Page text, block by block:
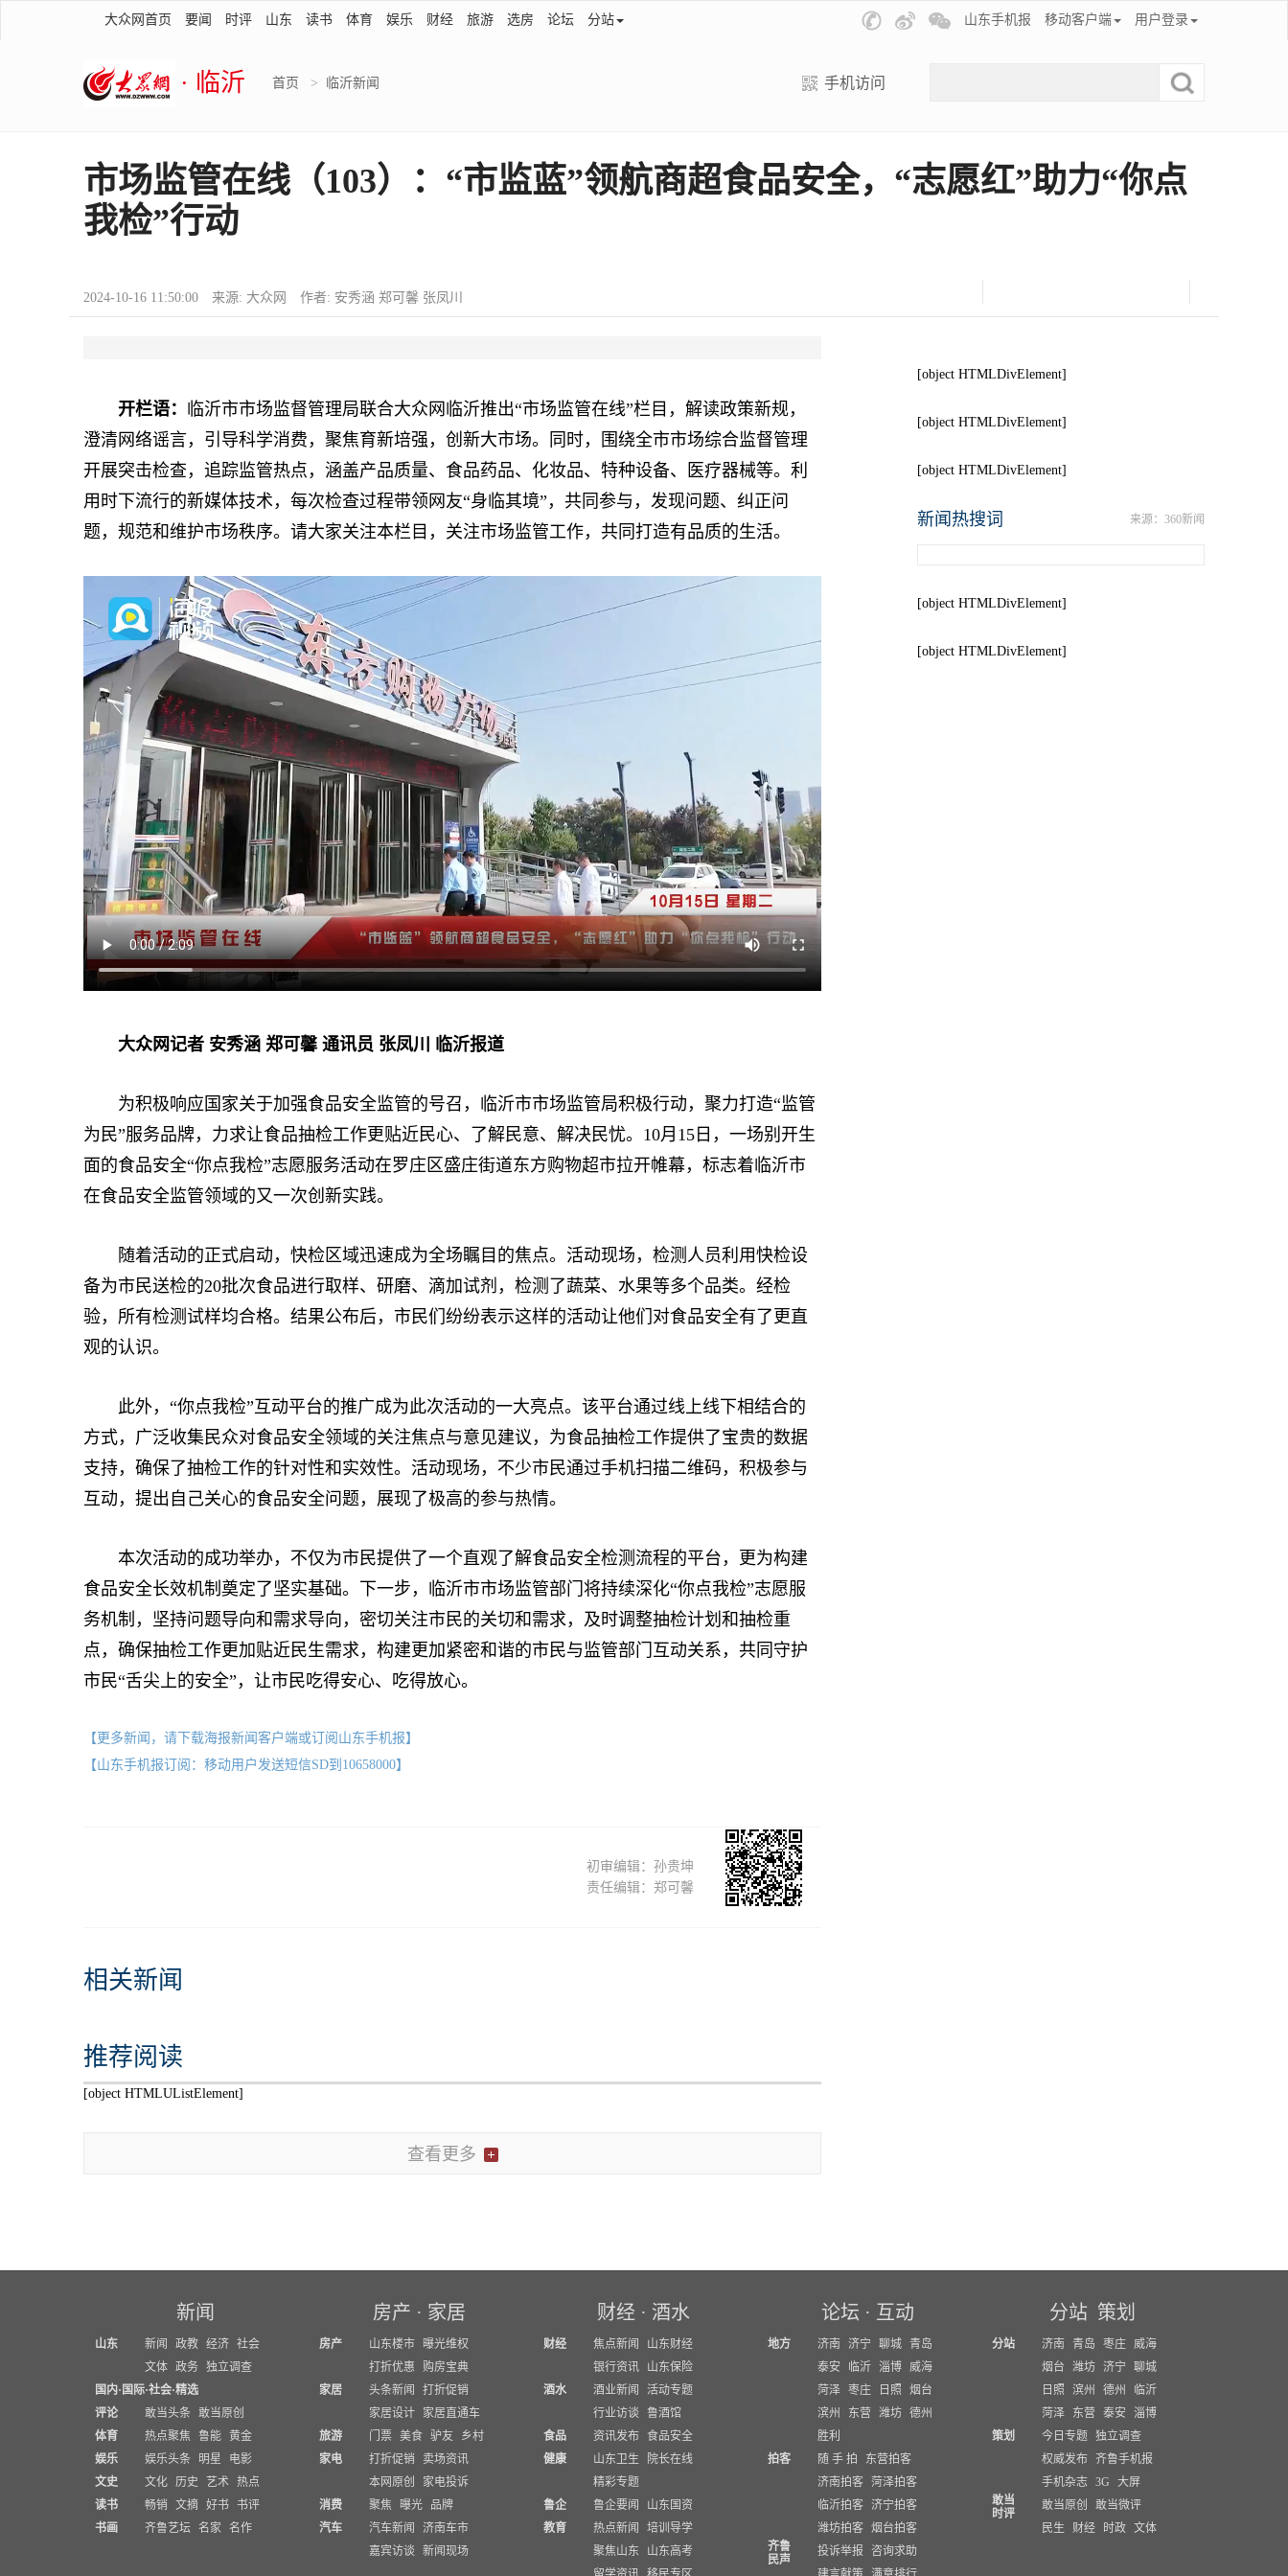
大众网首页 要闻 时评 山东 读书 体育 娱乐 财经 旅游 选房 论坛 分站 山东手机报 移动客户端 用户登录
· 临沂 首页 > 临沂新闻 手机访问
市场监管在线（103）：“市监蓝”领航商超食品安全，“志愿红”助力“你点
我检”行动
2024-10-16 11:50:00 来源: 大众网 作者: 安秀涵 郑可馨 张凤川
开栏语： 临沂市市场监督管理局联合大众网临沂推出“市场监管在线”栏目，解读政策新规，
澄清网络谣言，引导科学消费，聚焦育新培强，创新大市场。同时，围绕全市市场综合监督管理
开展突击检查，追踪监管热点，涵盖产品质量、食品药品、化妆品、特种设备、医疗器械等。利
用时下流行的新媒体技术，每次检查过程带领网友“身临其境”，共同参与，发现问题、纠正问
题，规范和维护市场秩序。请大家关注本栏目，关注市场监管工作，共同打造有品质的生活。
大众网记者 安秀涵 郑可馨 通讯员 张凤川 临沂报道
为积极响应国家关于加强食品安全监管的号召，临沂市市场监管局积极行动，聚力打造“监管
为民”服务品牌，力求让食品抽检工作更贴近民心、了解民意、解决民忧。10月15日，一场别开生
面的食品安全“你点我检”志愿服务活动在罗庄区盛庄街道东方购物超市拉开帷幕，标志着临沂市
在食品安全监管领域的又一次创新实践。
随着活动的正式启动，快检区域迅速成为全场瞩目的焦点。活动现场，检测人员利用快检设
备为市民送检的20批次食品进行取样、研磨、滴加试剂，检测了蔬菜、水果等多个品类。经检
验，所有检测试样均合格。结果公布后，市民们纷纷表示这样的活动让他们对食品安全有了更直
观的认识。
此外，“你点我检”互动平台的推广成为此次活动的一大亮点。该平台通过线上线下相结合的
方式，广泛收集民众对食品安全领域的关注焦点与意见建议，为食品抽检工作提供了宝贵的数据
支持，确保了抽检工作的针对性和实效性。活动现场，不少市民通过手机扫描二维码，积极参与
互动，提出自己关心的食品安全问题，展现了极高的参与热情。
本次活动的成功举办，不仅为市民提供了一个直观了解食品安全检测流程的平台，更为构建
食品安全长效机制奠定了坚实基础。下一步，临沂市市场监管部门将持续深化“你点我检”志愿服
务机制，坚持问题导向和需求导向，密切关注市民的关切和需求，及时调整抽检计划和抽检重
点，确保抽检工作更加贴近民生需求，构建更加紧密和谐的市民与监管部门互动关系，共同守护
市民“舌尖上的安全”，让市民吃得安心、吃得放心。
【更多新闻，请下载海报新闻客户端或订阅山东手机报】
【山东手机报订阅：移动用户发送短信SD到10658000】
初审编辑：孙贵坤
责任编辑：郑可馨
相关新闻
推荐阅读
[object HTMLUListElement]
查看更多
[object HTMLDivElement]
[object HTMLDivElement]
[object HTMLDivElement]
新闻热搜词 来源：360新闻
[object HTMLDivElement]
[object HTMLDivElement]
新闻
山东 新闻 政教 经济 社会
文体 政务 独立调查
国内 · 国际·社会·精选
评论
敢当头条 敢当原创
体育
热点聚焦 鲁能 黄金
娱乐
娱乐头条 明星
电影
文史
文化 历史 艺术 热点
读书
畅销 文摘 好书 书评
书画
齐鲁艺坛 名家 名作
房产 · 家居
房产 山东楼市
曝光维权
打折优惠
购房宝典
家居
头条新闻
打折促销
家居设计
家居直通车
旅游
门票 美食 驴友
乡村
家电
打折促销
卖场资讯
本网原创
家电投诉
消费
聚焦 曝光
品牌
汽车
汽车新闻
济南车市
嘉宾访谈
新闻现场
财经 · 酒水
财经 焦点新闻
山东财经
银行资讯
山东保险
酒水
酒业新闻
活动专题
行业访谈
鲁酒馆
食品
资讯发布 食品安全
健康
山东卫生
院长在线
精彩专题
鲁企
鲁企要闻
山东国资
教育
热点新闻
培训导学
聚焦山东
山东高考
论坛 · 互动
地方 济南 济宁 聊城 青岛
泰安
临沂 淄博 威海
菏泽 枣庄 日照
烟台
滨州
东营 潍坊 德州
胜利
拍客
随 手 拍
东营拍客
济南拍客 菏泽拍客
临沂拍客 济宁拍客
潍坊拍客 烟台拍客
齐鲁
民声
投诉举报
咨询求助
分站 策划
分站 济南 青岛 枣庄 威海
烟台
潍坊 济宁
聊城
日照
滨州 德州
临沂
菏泽
东营 泰安
淄博
策划
今日专题
独立调查
权威发布
齐鲁手机报
手机杂志 3G
大屏
敢当
时评
敢当原创
敢当微评
民生
财经 时政 文体